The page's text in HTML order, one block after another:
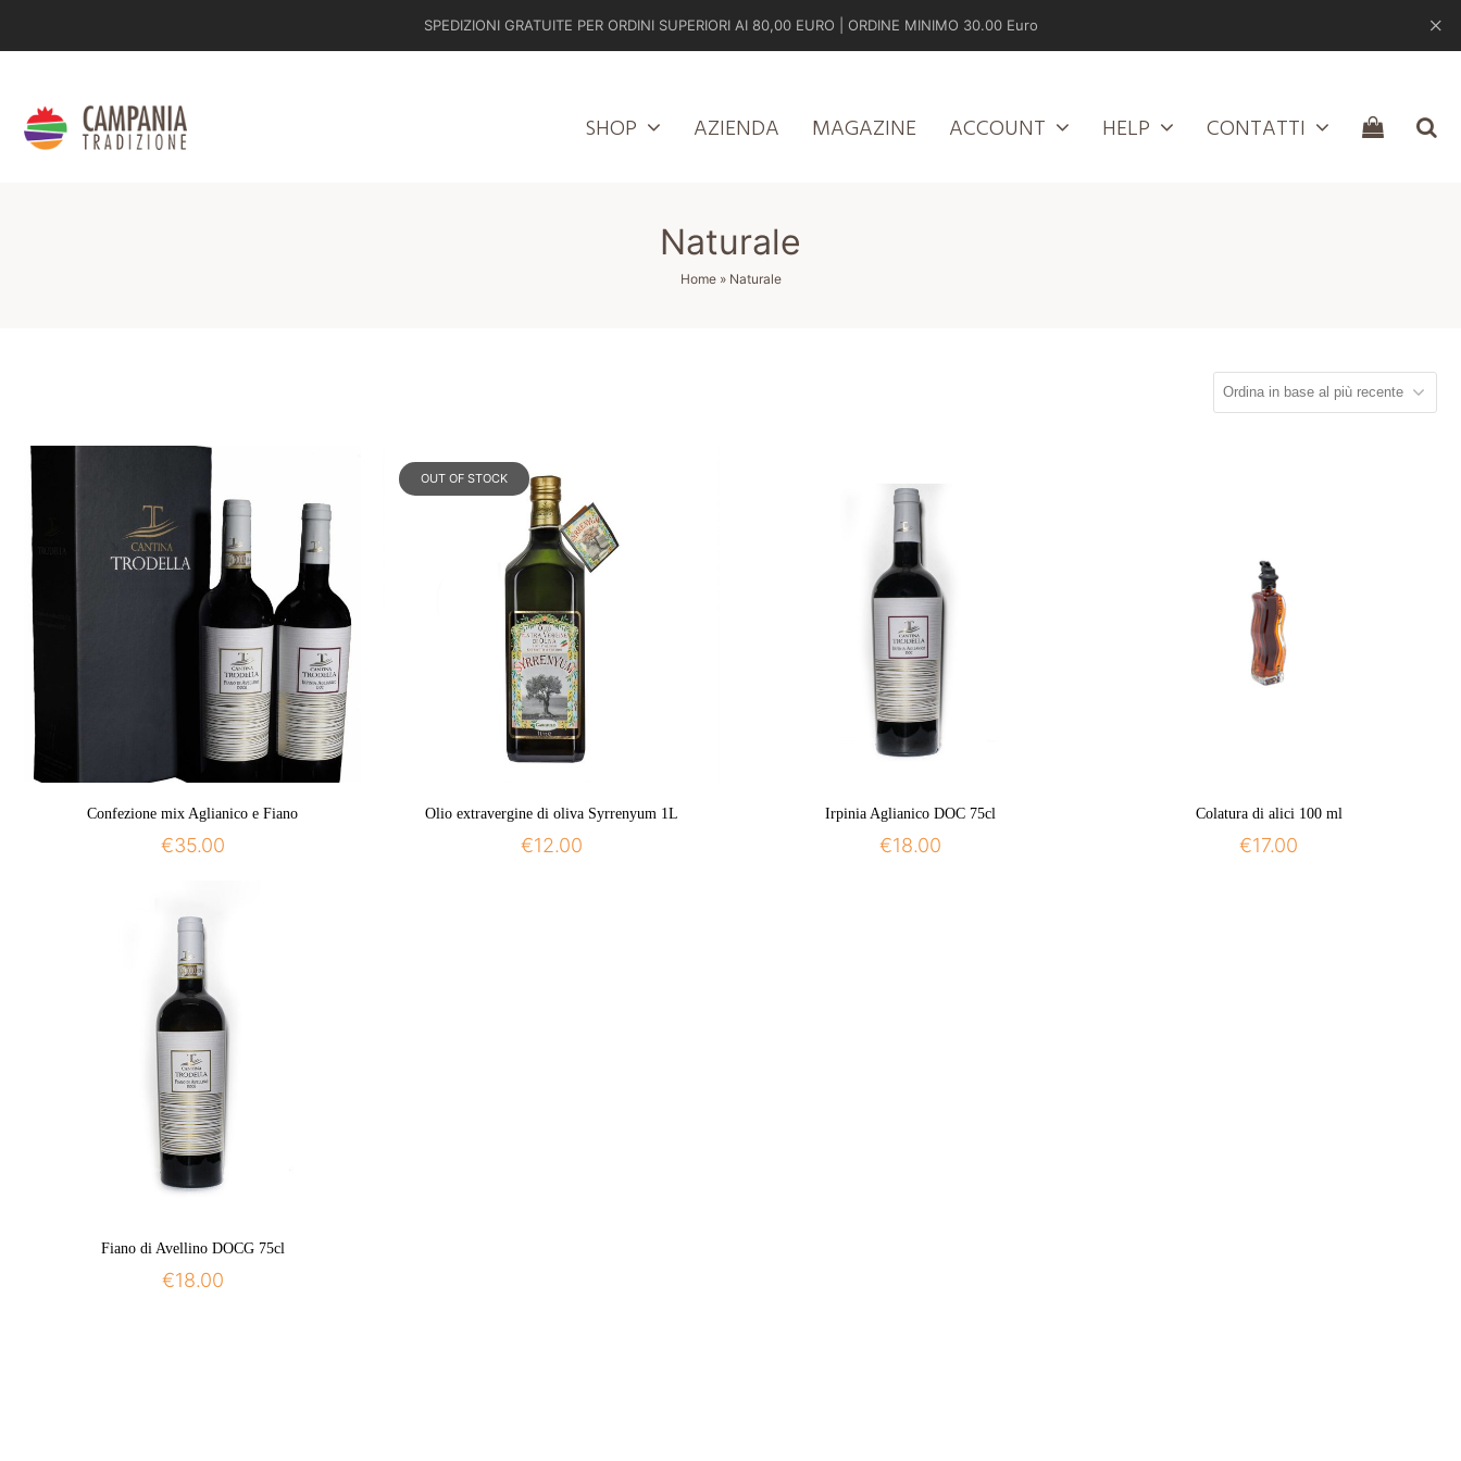
SPEDIZIONI GRATUITE PER ORDINI SUPERIORI AI 80,00 EURO | ORDINE MINIMO 30.00 Euro
SHOP AZIENDA MAGAZINE ACCOUNT HELP CONTATTI
Naturale
Home» Naturale
Confezione mix Aglianico e Fiano
€35.00
OUT OF STOCK
Olio extravergine di oliva Syrrenyum 1L
€12.00
Irpinia Aglianico DOC 75cl
€18.00
Colatura di alici 100 ml
€17.00
Fiano di Avellino DOCG 75cl
€18.00